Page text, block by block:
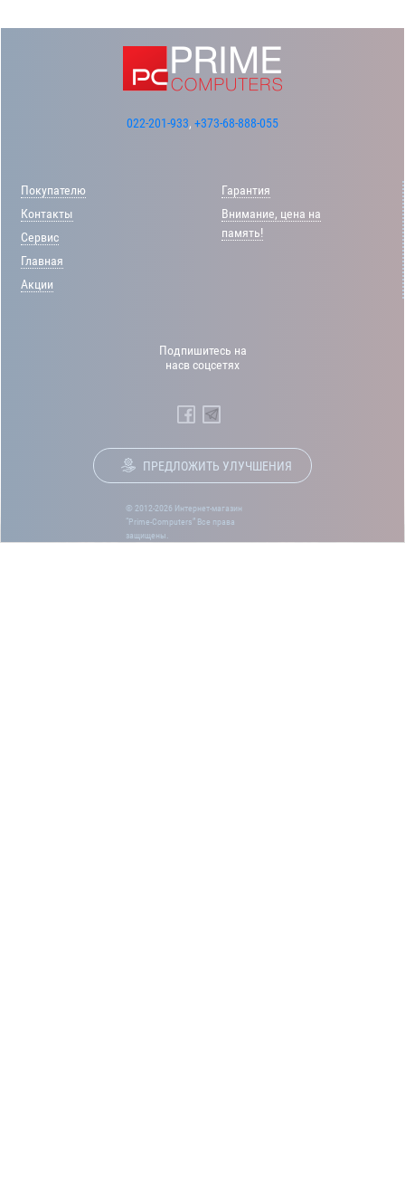
022-201-933, +373-68-888-055
Покупателю
Контакты
Сервис
Главная
Акции
Гарантия
Внимание, цена на
память!
Подпишитесь на
насв соцсетях
ПРЕДЛОЖИТЬ УЛУЧШЕНИЯ
© 2012-2026 Интернет-магазин
“Prime-Computers” Все права
защищены.